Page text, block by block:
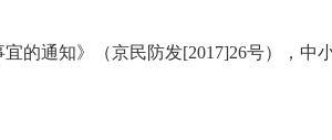
的通知》（京民防发[2017]26号），中